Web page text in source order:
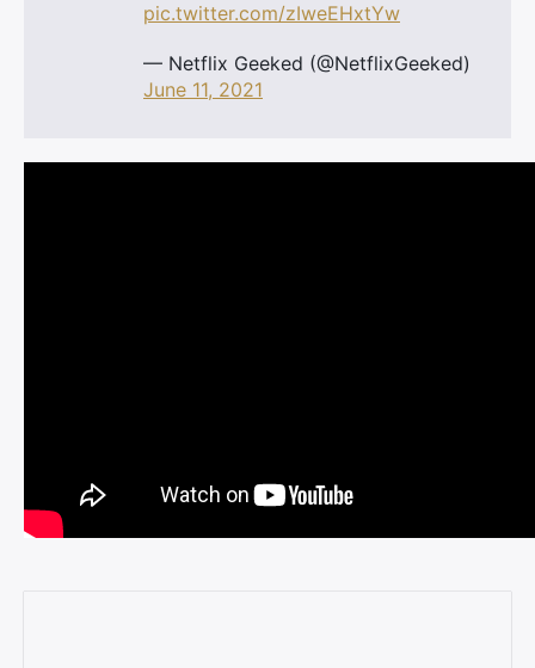
pic.twitter.com/zIweEHxtYw
— Netflix Geeked (@NetflixGeeked)
June 11, 2021